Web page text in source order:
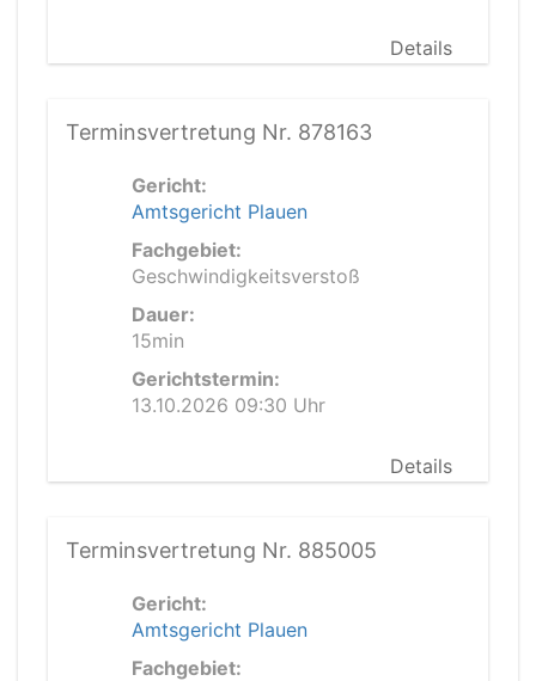
Details
Terminsvertretung Nr. 878163
Gericht:
Amtsgericht Plauen
Fachgebiet:
Geschwindigkeitsverstoß
Dauer:
15min
Gerichtstermin:
13.10.2026 09:30 Uhr
Details
Terminsvertretung Nr. 885005
Gericht:
Amtsgericht Plauen
Fachgebiet: